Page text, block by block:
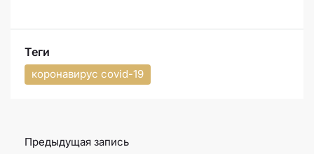
Теги
коронавирус covid-19
Предыдущая запись